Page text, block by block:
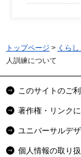
トップページ > くら
人訓練について
このサイトのご
著作権・リンク
ユニバーサルデ
個人情報の取り